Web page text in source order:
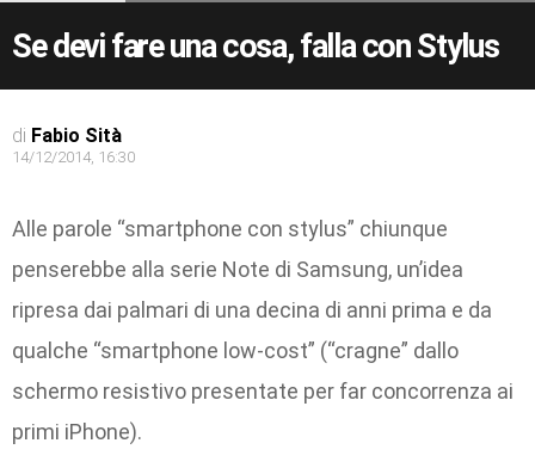
Se devi fare una cosa, falla con Stylus
di Fabio Sità
14/12/2014, 16:30
Alle parole “smartphone con stylus” chiunque
penserebbe alla serie Note di Samsung, un’idea
ripresa dai palmari di una decina di anni prima e da
qualche “smartphone low-cost” (“cragne” dallo
schermo resistivo presentate per far concorrenza ai
primi iPhone).